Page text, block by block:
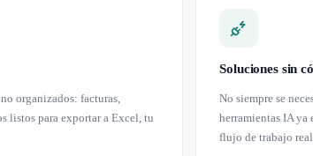
organizados: facturas,
listos para exportar a Excel, tu
Soluciones sin
No siempre se
herramientas IA ya
flujo de trabajo real.